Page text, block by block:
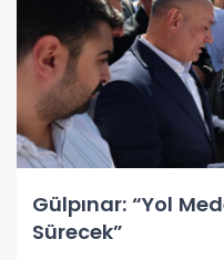
Gülpınar: “Yol
Sürecek”